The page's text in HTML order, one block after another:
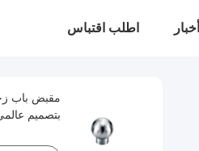
أخبار اطلب اقتباس
مقبض باب
بتصميم